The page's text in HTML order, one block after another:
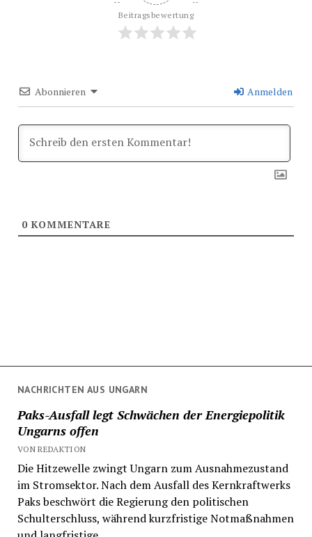
NACHRICHTEN AUS UNGARN
Paks-Ausfall legt Schwächen der Energiepolitik
Ungarns offen
VON REDAKTION
Die Hitzewelle zwingt Ungarn zum Ausnahmezustand
im Stromsektor. Nach dem Ausfall des Kernkraftwerks
Paks beschwört die Regierung den politischen
Schulterschluss, während kurzfristige Notmaßnahmen
Beitragsbewertung
Abonnieren Anmelden
0KOMMENTARE